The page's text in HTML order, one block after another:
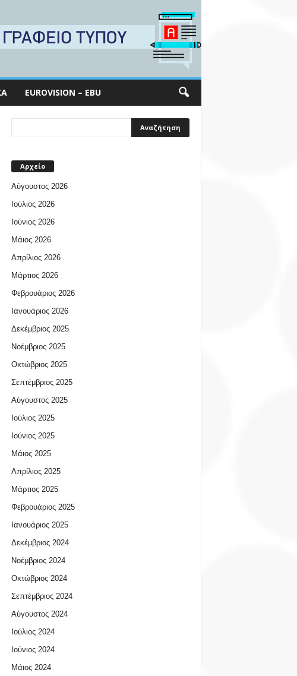
EUROVISION – EBU
Αρχείο
Αύγουστος 2026
Ιούλιος 2026
Ιούνιος 2026
Μάιος 2026
Απρίλιος 2026
Μάρτιος 2026
Φεβρουάριος 2026
Ιανουάριος 2026
Δεκέμβριος 2025
Νοέμβριος 2025
Οκτώβριος 2025
Σεπτέμβριος 2025
Αύγουστος 2025
Ιούλιος 2025
Ιούνιος 2025
Μάιος 2025
Απρίλιος 2025
Μάρτιος 2025
Φεβρουάριος 2025
Ιανουάριος 2025
Δεκέμβριος 2024
Νοέμβριος 2024
Οκτώβριος 2024
Σεπτέμβριος 2024
Αύγουστος 2024
Ιούλιος 2024
Ιούνιος 2024
Μάιος 2024